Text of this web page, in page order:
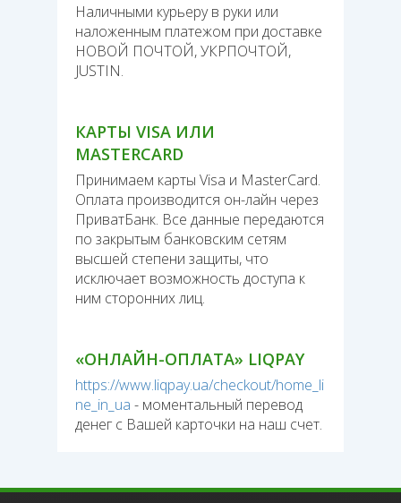
Наличными курьеру в руки или
наложенным платежом при доставке
НОВОЙ ПОЧТОЙ, УКРПОЧТОЙ,
JUSTIN.
КАРТЫ VISA ИЛИ
MASTERCARD
Принимаем карты Visa и MasterCard.
Оплата производится он-лайн через
ПриватБанк. Все данные передаются
по закрытым банковским сетям
высшей степени защиты, что
исключает возможность доступа к
ним сторонних лиц.
«ОНЛАЙН-ОПЛАТА» LIQPAY
https://www.liqpay.ua/checkout/home_li
ne_in_ua - моментальный перевод
денег с Вашей карточки на наш счет.